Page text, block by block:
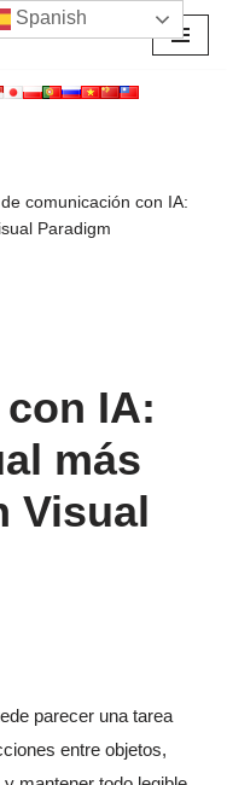
comunicación con IA:
Paradigm
IA:
más
Visual
parecer una tarea
entre objetos,
Spanish